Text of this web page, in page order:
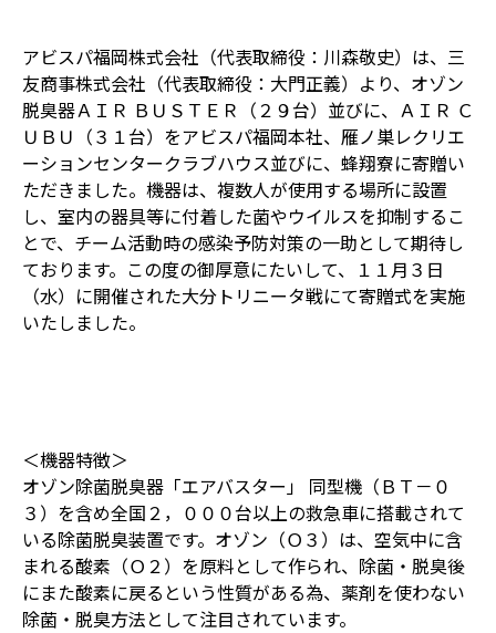
アビスパ福岡株式会社（代表取締役：川森敬史）は、三
友商事株式会社（代表取締役：大門正義）より、オゾン
脱臭器ＡＩＲ ＢＵＳＴＥＲ（２９台）並びに、ＡＩＲ Ｃ
ＵＢＵ（３１台）をアビスパ福岡本社、雁ノ巣レクリエ
ーションセンタークラブハウス並びに、蜂翔寮に寄贈い
ただきました。機器は、複数人が使用する場所に設置
し、室内の器具等に付着した菌やウイルスを抑制するこ
とで、チーム活動時の感染予防対策の一助として期待し
ております。この度の御厚意にたいして、１１月３日
（水）に開催された大分トリニータ戦にて寄贈式を実施
いたしました。
＜機器特徴＞
オゾン除菌脱臭器「エアバスター」 同型機（ＢＴ－０
３）を含め全国２，０００台以上の救急車に搭載されて
いる除菌脱臭装置です。オゾン（Ｏ３）は、空気中に含
まれる酸素（Ｏ２）を原料として作られ、除菌・脱臭後
にまた酸素に戻るという性質がある為、薬剤を使わない
除菌・脱臭方法として注目されています。